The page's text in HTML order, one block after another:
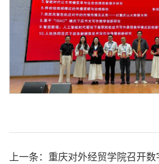
上一条：重庆对外经贸学院召开